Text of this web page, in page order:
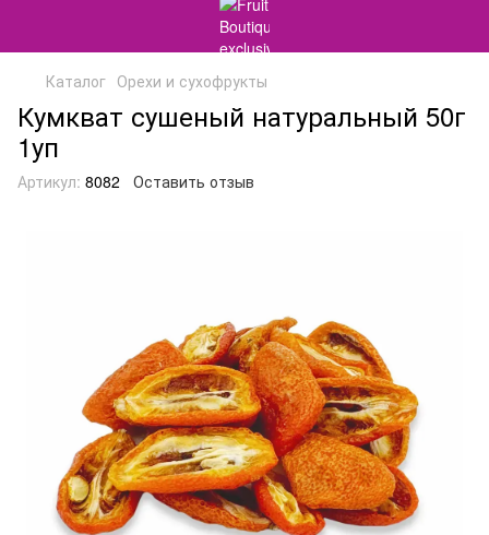
Каталог Орехи и сухофрукты
Кумкват сушеный натуральный 50г
1уп
Артикул: 8082 Оставить отзыв